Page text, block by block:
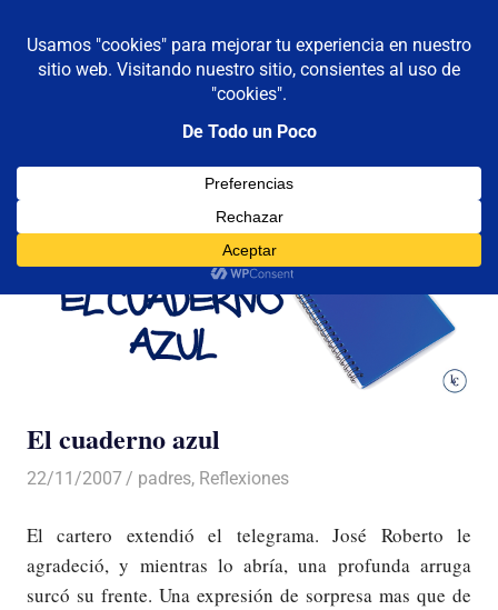
contenido
De todo un poco
Reflexiones,
Viajes
MENÚ
El cuaderno azul
22/11/2007 Luis Castellanos
padres, Reflexiones
El cartero extendió el telegrama. José Roberto le
agradeció, y mientras lo abría, una profunda arruga
surcó su frente. Una expresión de sorpresa mas que de